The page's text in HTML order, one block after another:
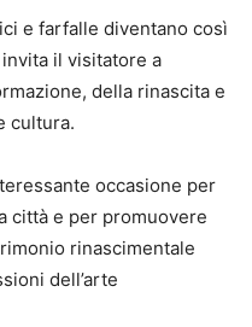
e farfalle diventano così
il visitatore a
della rinascita e
cultura.
occasione per
città e per promuovere
rinascimentale
dell’arte